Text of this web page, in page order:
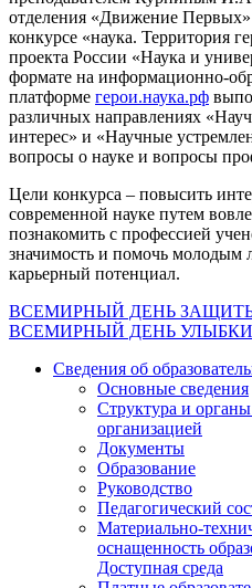
отделения «Движение
конкурсе «наука. Территория
проекта России «Наука и
формате на информационно-
платформе герои.наука.рф
различных направлениях
интерес» и «Научные
вопросы о науке и вопросы
Цели конкурса – повысить
современной науке путем
познакомить с профессией
значимость и помочь молодым
карьерный потенциал.
Навигация
по
записям
ВСЕМИРНЫЙ ДЕНЬ
ВСЕМИРНЫЙ ДЕНЬ УЛЫБКИ
Сведения об
Основные сведения
Структура и
организацией
Документы
Образование
Руководство
Педагогический
Материально-
оснащенность
Доступная среда